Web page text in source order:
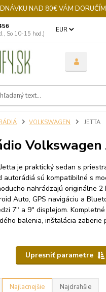
NAD 80€ VÁM
EUR
So 10-15 hod.)
VOLKSWAGEN JETTA
Volkswagen
je praktický sedan s
autorádiá sú kompatibilné s
nahrádzajú originálne 2
Auto, GPS navigáciu a
7" a 9" displejom.
balenia, inštalácia zaberie
Upresniť parametre
Najlacnejšie Najdrahšie